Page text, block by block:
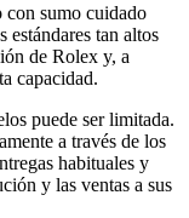
con sumo cuidado
estándares tan altos
de Rolex y, a
capacidad.
puede ser limitada.
a través de los
habituales y
y las ventas a sus